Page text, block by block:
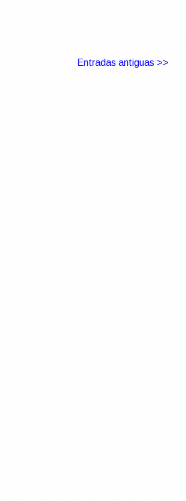
Entradas antiguas >>